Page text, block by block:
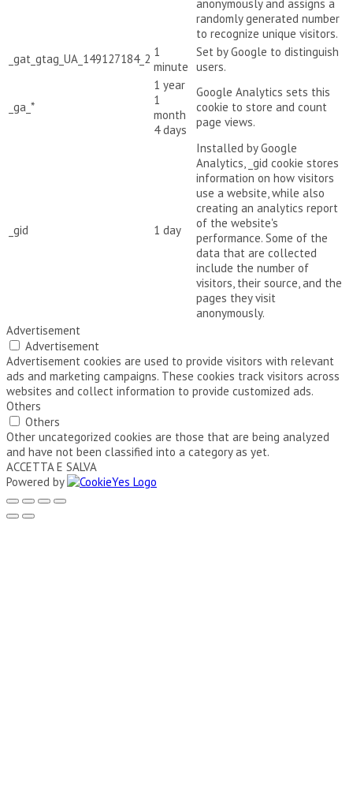
anonymously and assigns a
randomly generated number
to recognize unique visitors.
_gat_gtag_UA_149127184_2 1
minute
Set by Google to distinguish
users.
_ga_*
1 year
1
month
4 days
Google Analytics sets this
cookie to store and count
page views.
_gid 1 day
Installed by Google
Analytics, _gid cookie stores
information on how visitors
use a website, while also
creating an analytics report
of the website's
performance. Some of the
data that are collected
include the number of
visitors, their source, and the
pages they visit
anonymously.
Advertisement
Advertisement
Advertisement cookies are used to provide visitors with relevant
ads and marketing campaigns. These cookies track visitors across
websites and collect information to provide customized ads.
Others
Others
Other uncategorized cookies are those that are being analyzed
and have not been classified into a category as yet.
ACCETTA E SALVA
Powered by